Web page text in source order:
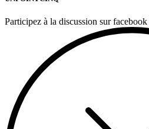
Participez à la discussion sur facebook